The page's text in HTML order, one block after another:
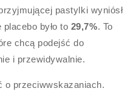
pastylki wyniósł
było to 29,7%. To
chcą podejść do
i przewidywalnie.
o przeciwwskazaniach.